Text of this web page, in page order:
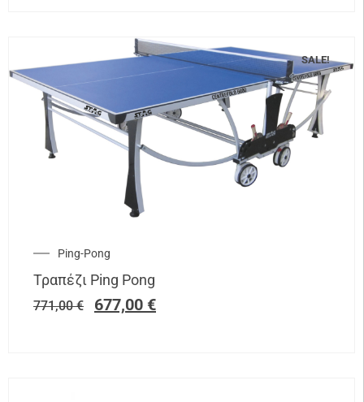
SALE!
Ping-Pong
Τραπέζι Ping Pong
771,00€ 677,00 €